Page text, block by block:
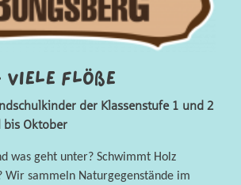
viele Flöße
der Klassenstufe 1 und 2
bis Oktober
was geht unter? Schwimmt Holz
Wir sammeln Naturgegenstände im